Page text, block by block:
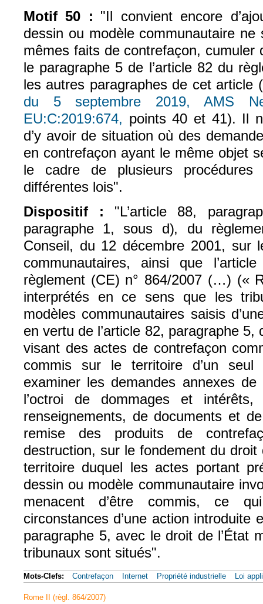
Motif 50 : "Il convient encore
dessin ou modèle communautaire
mêmes faits de contrefaçon, cumuler
le paragraphe 5 de l’article 82 du
les autres paragraphes de cet article
du 5 septembre 2019, AMS
EU:C:2019:674, points 40 et 41). Il
d’y avoir de situation où des
en contrefaçon ayant le même objet
le cadre de plusieurs
différentes lois".
Dispositif :
"L’article 88,
paragraphe 1, sous d), du
Conseil, du 12 décembre 2001, sur
communautaires, ainsi que
règlement (CE) n° 864/2007 (…) («
interprétés en ce sens que les
modèles communautaires saisis
en vertu de l’article 82, paragraphe 5,
visant des actes de contrefaçon
commis sur le territoire d’un seul
examiner les demandes annexes
l’octroi de dommages et
renseignements, de documents et
remise des produits de
destruction, sur le fondement du droit
territoire duquel les actes portant
dessin ou modèle communautaire
menacent d’être commis, ce
circonstances d’une action introduite
paragraphe 5, avec le droit de l’État
tribunaux sont situés".
Mots-Clefs: Contrefaçon Internet Propriété industrielle Loi
Rome II (règl. 864/2007)